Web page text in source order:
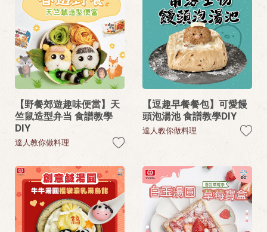
【野餐郊遊趣味便當】天
竺鼠造型弁当 食譜教學
DIY
達人教你做料理
【逗趣早餐餐包】可愛饅
頭泡湯池 食譜教學DIY
達人教你做料理